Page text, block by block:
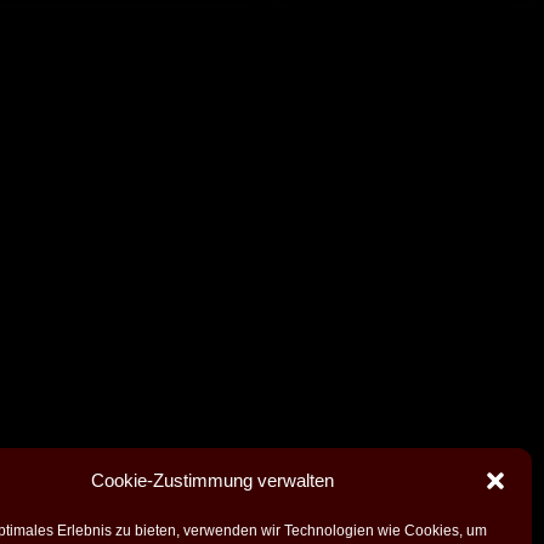
Cookie-Zustimmung verwalten
Erlebnis zu bieten, verwenden wir Technologien wie Cookies, um